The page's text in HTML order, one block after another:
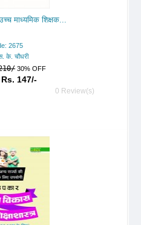
माध्यमिक शिक्षक...
2675
के. चौधरी
30% OFF
147/-
0 Review(s)